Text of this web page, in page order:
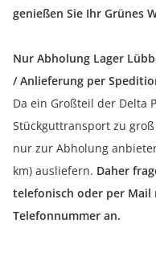
genießen Sie Ihr Grünes
Nur Abholung Lager
/ Anlieferung per
Da ein Großteil der Delta
Stückguttransport zu
nur zur Abholung
km) ausliefern. Daher
telefonisch oder per Mail
Telefonnummer an.